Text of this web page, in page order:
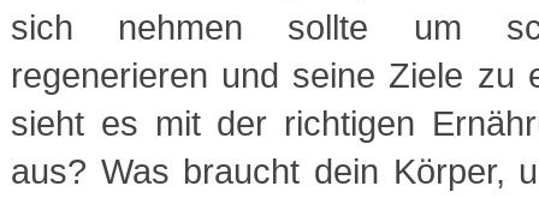
sich nehmen sollte um
regenerieren und seine Ziele zu
sieht es mit der richtigen
aus? Was braucht dein Körper,